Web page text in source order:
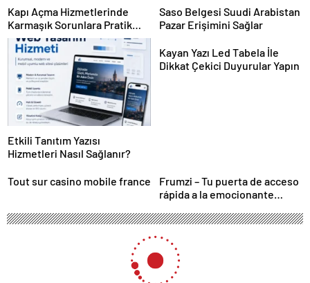
Kapı Açma Hizmetlerinde
Karmaşık Sorunlara Pratik
Çözümler
Saso Belgesi Suudi Arabistan
Pazar Erişimini Sağlar
Etkili Tanıtım Yazısı
Hizmetleri Nasıl Sağlanır?
Kayan Yazı Led Tabela İle
Dikkat Çekici Duyurular Yapın
Tout sur casino mobile france
Frumzi – Tu puerta de acceso
rápida a la emocionante